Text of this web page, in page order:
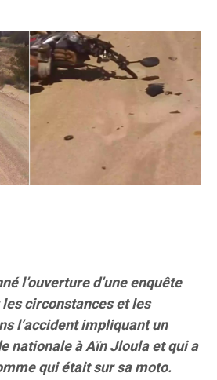
l’ouverture d’une enquête
circonstances et les
l’accident impliquant un
nationale à Aïn Jloula et qui a
qui était sur sa moto.